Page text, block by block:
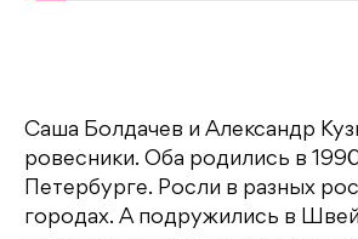
Саша Болдачев и Александр
ровесники. Оба родились в
Петербурге. Росли в разных
городах. А подружились в